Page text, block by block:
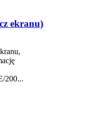
ekranu)
200...